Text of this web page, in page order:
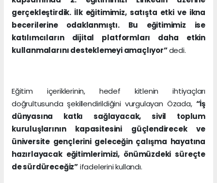
gerçekleştirdik. İlk eğitimimiz, satışta etki ve ikna
becerilerine odaklanmıştı. Bu eğitimimiz ise
katılımcıların dijital platformları daha etkin
kullanmalarını desteklemeyi amaçlıyor”dedi.
Eğitim içeriklerinin, hedef kitlenin ihtiyaçları
doğrultusunda şekillendirildiğini vurgulayan Özada, “İş
dünyasına katkı sağlayacak, sivil toplum
kuruluşlarının kapasitesini güçlendirecek ve
üniversite gençlerini geleceğin çalışma hayatına
hazırlayacak eğitimlerimizi, önümüzdeki süreçte
de sürdüreceğiz”ifadelerini kullandı.